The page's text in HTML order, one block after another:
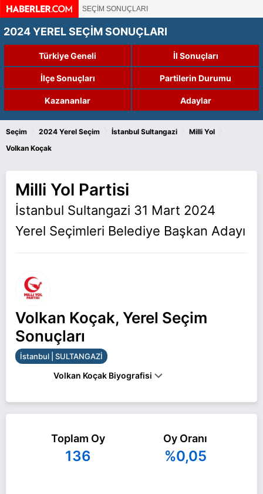
SEÇİM SONUÇLARI
2024 YEREL SEÇİM SONUÇLARI
Türkiye Geneli İl Sonuçları
İlçe Sonuçları Partilerin Durumu
Kazananlar Adaylar
Seçim 2024 Yerel Seçim İstanbul Sultangazi Milli Yol
Volkan Koçak
Milli Yol Partisi
İstanbul Sultangazi 31 Mart 2024
Yerel Seçimleri Belediye Başkan Adayı
Volkan Koçak, Yerel Seçim
Sonuçları
İstanbul | SULTANGAZİ
Volkan Koçak Biyografisi
başkan adayı olarak Milli Yol ile 31 Mart 2024 yerel
seçimlerinde yarışıyor. Volkan Koçak ile ilgili daha
fazla bilgi için
Volkan Koçak Haberlerisayfamızı
Toplam Oy
136
Oy Oranı
%0,05